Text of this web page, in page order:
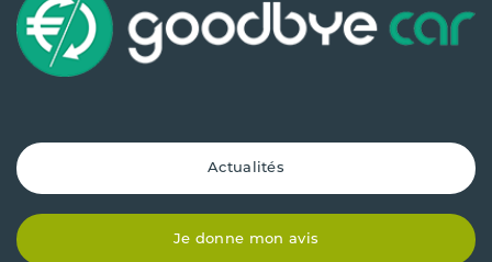
Actualités
Je donne mon avis